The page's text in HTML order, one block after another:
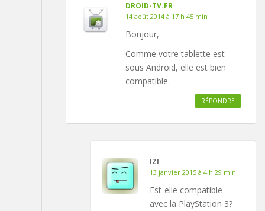
DROID-TV.FR
14 août 2014 à 17 h 45 min
Bonjour,
Comme votre tablette est
sous Android, elle est bien
compatible.
RÉPONDRE
IZI
13 janvier 2015 à 4 h 29 min
Est-elle compatible
avec la PlayStation 3?